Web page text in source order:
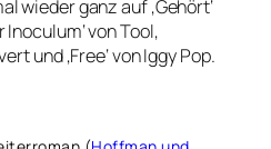
wieder ganz auf ‚Gehört‘
von Tool,
und ‚Free‘ von Iggy Pop.